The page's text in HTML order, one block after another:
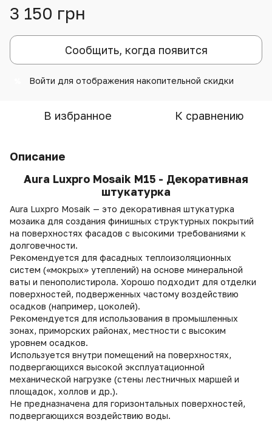
3 150 грн
Сообщить, когда появится
Войти для отображения накопительной скидки
В избранное К сравнению
Описание
Aura Luxpro Mosaik M15 - Декоративная
штукатурка
Aura Luxpro Mosaik — это декоративная штукатурка
мозаика для создания финишных структурных покрытий
на поверхностях фасадов с высокими требованиями к
долговечности.
Рекомендуется для фасадных теплоизоляционных
систем («мокрых» утеплений) на основе минеральной
ваты и пенополистирола. Хорошо подходит для отделки
поверхностей, подверженных частому воздействию
осадков (например, цоколей).
Рекомендуется для использования в промышленных
зонах, приморских районах, местности с высоким
уровнем осадков.
Используется внутри помещений на поверхностях,
подвергающихся высокой эксплуатационной
механической нагрузке (стены лестничных маршей и
площадок, холлов и др.).
Не предназначена для горизонтальных поверхностей,
подвергающихся воздействию воды.